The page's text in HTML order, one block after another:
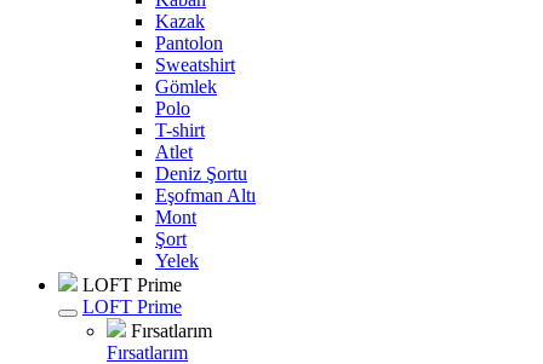
Kazak
Pantolon
Sweatshirt
Gömlek
Polo
T-shirt
Atlet
Deniz Şortu
Eşofman Altı
Mont
Şort
Yelek
LOFT Prime
LOFT Prime
Fırsatlarım
Fırsatlarım